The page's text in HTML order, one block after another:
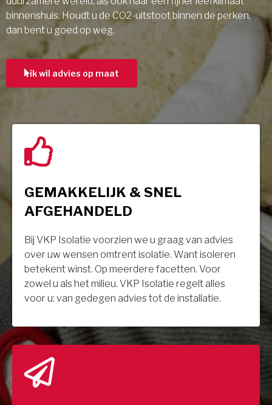
binnenshuis. Houdt u de CO2-uitstoot binnen de perken,
dan bent u goed op weg.
ik wil advies op maat
GEMAKKELIJK & SNEL
AFGEHANDELD
Bij VKP Isolatie voorzien we u graag van advies
over uw wensen omtrent isolatie. Want isoleren
betekent winst. Op meerdere facetten. Voor
zowel u als het milieu. VKP Isolatie regelt alles
voor u: van gedegen advies tot de installatie.